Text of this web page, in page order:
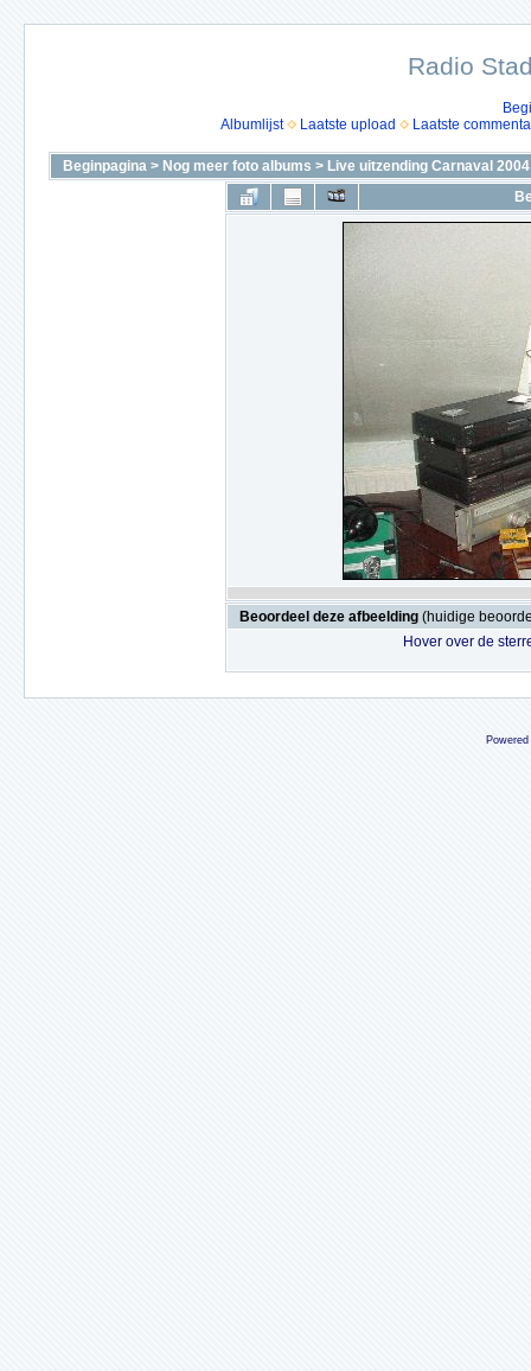
Radio
Albumlijst
Laatste upload Laatste
Beginpagina > Nog meer foto albums > Live uitzending Carnaval 2004
Beoordeel deze afbeelding (huidige
Hover over de